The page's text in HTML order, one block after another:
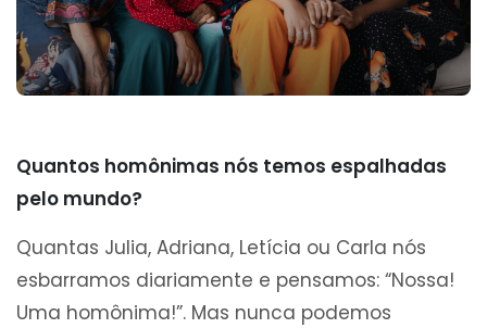
Quantos homônimas nós temos espalhadas
pelo mundo?
Quantas Julia, Adriana, Letícia ou Carla nós
esbarramos diariamente e pensamos: “Nossa!
Uma homônima!”. Mas nunca podemos